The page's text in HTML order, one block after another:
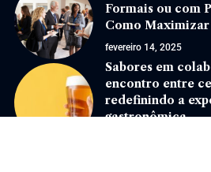
Formais ou com
Como Maximizar
fevereiro 14, 2025
Sabores em
encontro entre
redefinindo a
gastronômica